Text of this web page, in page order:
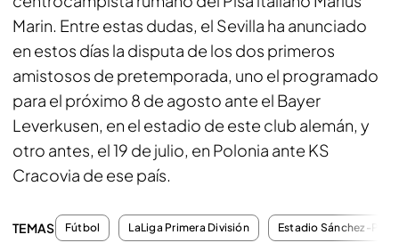
Marin. Entre estas dudas, el Sevilla ha anunciado
en estos días la disputa de los dos primeros
amistosos de pretemporada, uno el programado
para el próximo 8 de agosto ante el Bayer
Leverkusen, en el estadio de este club alemán, y
otro antes, el 19 de julio, en Polonia ante KS
Cracovia de ese país.
TEMAS Fútbol LaLiga Primera División Estadio Sánchez-